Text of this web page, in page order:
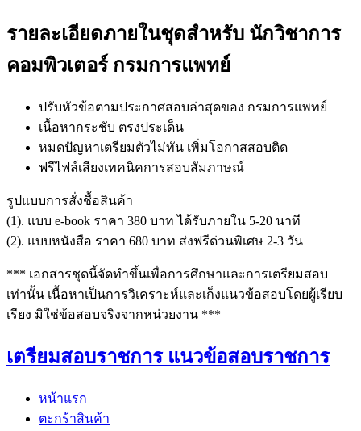
รายละเอียดภายในชุดสำหรับ นักวิชาการ
คอมพิวเตอร์ กรมการแพทย์
ปรับหัวข้อตามประกาศสอบล่าสุดของ กรมการแพทย์
เนื้อหากระชับ ตรงประเด็น
หมดปัญหาเตรียมตัวไม่ทัน เพิ่มโอกาสสอบติด
ฟรีไฟล์เสียงเทคนิคการสอบสัมภาษณ์
รูปแบบการสั่งชื้อสินค้า
(1). แบบ e-book ราคา 380 บาท ได้รับภายใน 5-20 นาที
(2). แบบหนังสือ ราคา 680 บาท ส่งฟรีด่วนพิเศษ 2-3 วัน
*** เอกสารชุดนี้จัดทำขึ้นเพื่อการศึกษาและการเตรียมสอบ
เท่านั้น เนื้อหาเป็นการวิเคราะห์และเก็งแนวข้อสอบโดยผู้เรียบ
เรียง มิใช่ข้อสอบจริงจากหน่วยงาน ***
เตรียมสอบราชการ แนวข้อสอบราชการ
หน้าแรก
ตะกร้าสินค้า